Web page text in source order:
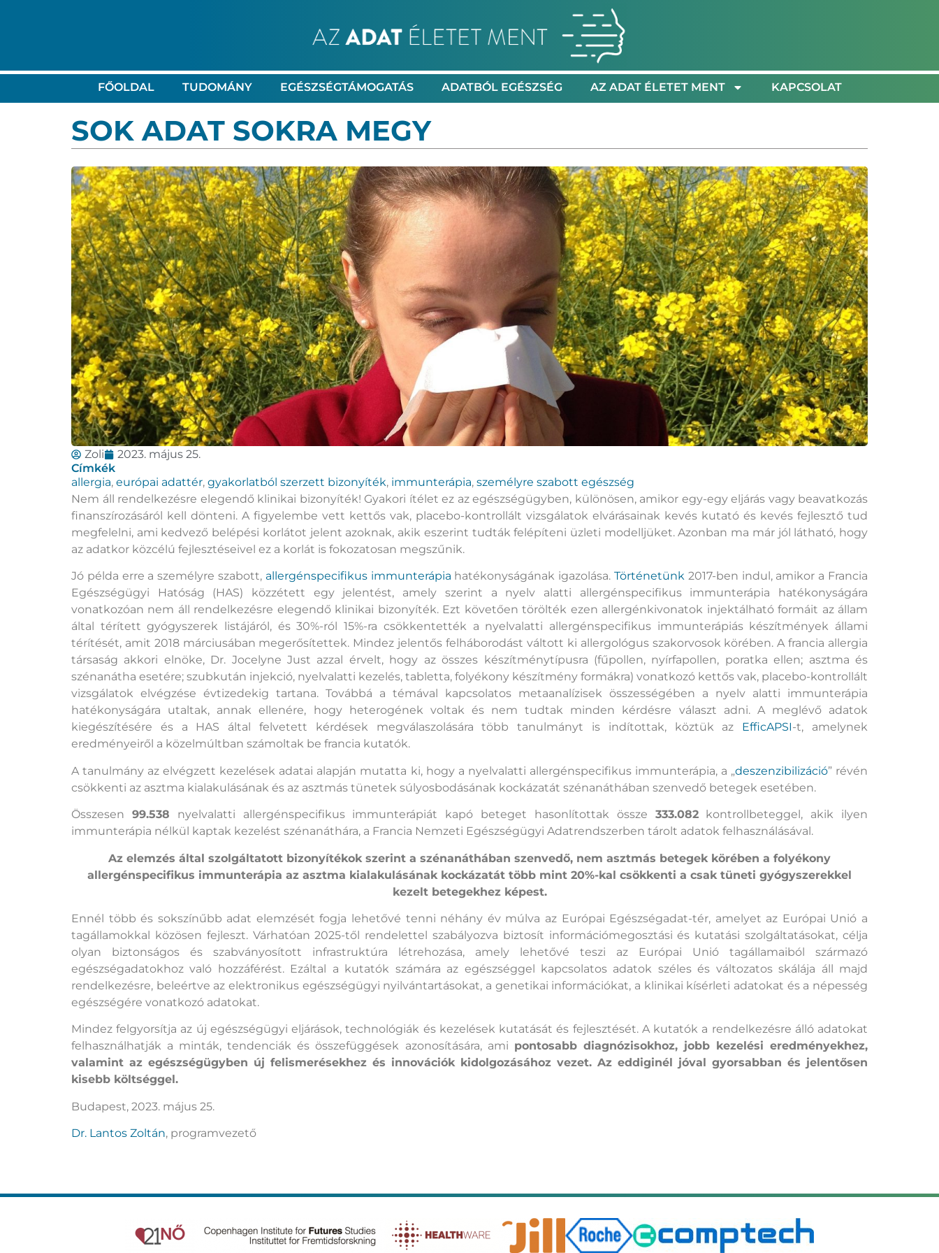
FŐOLDAL TUDOMÁNY EGÉSZSÉGTÁMOGATÁS ADATBÓL EGÉSZSÉG AZ ADAT ÉLETET MENT KAPCSOLAT
SOK ADAT SOKRA MEGY
Zoli
2023. május 25.
Címkék
allergia, európai adattér, gyakorlatból szerzett bizonyíték, immunterápia, személyre szabott egészség
Nem áll rendelkezésre elegendő klinikai bizonyíték! Gyakori ítélet ez az egészségügyben, különösen, amikor egy-egy eljárás vagy beavatkozás
finanszírozásáról kell dönteni. A figyelembe vett kettős vak, placebo-kontrollált vizsgálatok elvárásainak kevés kutató és kevés fejlesztő tud
megfelelni, ami kedvező belépési korlátot jelent azoknak, akik eszerint tudták felépíteni üzleti modelljüket. Azonban ma már jól látható, hogy
az adatkor közcélú fejlesztéseivel ez a korlát is fokozatosan megszűnik.
Jó példa erre a személyre szabott, allergénspecifikus immunterápia hatékonyságának igazolása.Történetünk 2017-ben indul, amikor a Francia
Egészségügyi Hatóság (HAS) közzétett egy jelentést, amely szerint a nyelv alatti allergénspecifikus immunterápia hatékonyságára
vonatkozóan nem áll rendelkezésre elegendő klinikai bizonyíték. Ezt követően törölték ezen allergénkivonatok injektálható formáit az állam
által térített gyógyszerek listájáról, és 30%-ról 15%-ra csökkentették a nyelvalatti allergénspecifikus immunterápiás készítmények állami
térítését, amit 2018 márciusában megerősítettek. Mindez jelentős felháborodást váltott ki allergológus szakorvosok körében. A francia allergia
társaság akkori elnöke, Dr. Jocelyne Just azzal érvelt, hogy az összes készítménytípusra (fűpollen, nyírfapollen, poratka ellen; asztma és
szénanátha esetére; szubkután injekció, nyelvalatti kezelés, tabletta, folyékony készítmény formákra) vonatkozó kettős vak, placebo-kontrollált
vizsgálatok elvégzése évtizedekig tartana. Továbbá a témával kapcsolatos metaanalízisek összességében a nyelv alatti immunterápia
hatékonyságára utaltak, annak ellenére, hogy heterogének voltak és nem tudtak minden kérdésre választ adni. A meglévő adatok
kiegészítésére és a HAS által felvetett kérdések megválaszolására több tanulmányt is indítottak, köztük az EfficAPSI-t, amelynek
eredményeiről a közelmúltban számoltak be francia kutatók.
A tanulmány az elvégzett kezelések adatai alapján mutatta ki, hogy a nyelvalatti allergénspecifikus immunterápia, a „deszenzibilizáció” révén
csökkenti az asztma kialakulásának és az asztmás tünetek súlyosbodásának kockázatát szénanáthában szenvedő betegek esetében.
Összesen 99.538 nyelvalatti allergénspecifikus immunterápiát kapó beteget hasonlítottak össze 333.082kontrollbeteggel, akik ilyen
immunterápia nélkül kaptak kezelést szénanáthára, a Francia Nemzeti Egészségügyi Adatrendszerben tárolt adatok felhasználásával.
Az elemzés által szolgáltatott bizonyítékok szerint a szénanáthában szenvedő, nem asztmás betegek körében a folyékony
allergénspecifikus immunterápia az asztma kialakulásának kockázatát több mint 20%-kal csökkenti a csak tüneti gyógyszerekkel
kezelt betegekhez képest.
Ennél több és sokszínűbb adat elemzését fogja lehetővé tenni néhány év múlva az Európai Egészségadat-tér, amelyet az Európai Unió a
tagállamokkal közösen fejleszt. Várhatóan 2025-től rendelettel szabályozva biztosít információmegosztási és kutatási szolgáltatásokat, célja
olyan biztonságos és szabványosított infrastruktúra létrehozása, amely lehetővé teszi az Európai Unió tagállamaiból származó
egészségadatokhoz való hozzáférést. Ezáltal a kutatók számára az egészséggel kapcsolatos adatok széles és változatos skálája áll majd
rendelkezésre, beleértve az elektronikus egészségügyi nyilvántartásokat, a genetikai információkat, a klinikai kísérleti adatokat és a népesség
egészségére vonatkozó adatokat.
Mindez felgyorsítja az új egészségügyi eljárások, technológiák és kezelések kutatását és fejlesztését. A kutatók a rendelkezésre álló adatokat
felhasználhatják a minták, tendenciák és összefüggések azonosítására, ami pontosabb diagnózisokhoz, jobb kezelési eredményekhez,
valamint az egészségügyben új felismerésekhez és innovációk kidolgozásához vezet. Az eddiginél jóval gyorsabban és jelentősen
kisebb költséggel.
Budapest, 2023. május 25.
Dr. Lantos Zoltán, programvezető